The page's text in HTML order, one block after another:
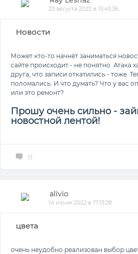
23 августа 2022 в 15:45:36
Новости
Может кто-то начнёт заниматься
сайте происходит - не понятно. Атака
друга, что записи откатились - тоже.
поломались. И что думать? Что у вас
или это ремонт?
Прошу очень сильно -
новостной лентой!
11
alivio
14 июня 2022 в 17:13:28
цвета
очень неудобно реализован выбор